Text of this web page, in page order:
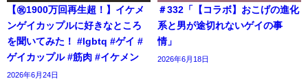
【㊗️1900万回再生超！】イケメ
ンゲイカップルに好きなところ
を聞いてみた！ #lgbtq #ゲイ #
ゲイカップル #筋肉 #イケメン
2026年6月24日
＃332「【コラボ】おこげの進化
系と男が途切れないゲイの事
情」
2026年6月18日